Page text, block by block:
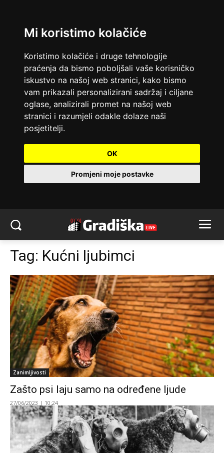
Mi koristimo kolačiće
Koristimo kolačiće i druge tehnologije
praćenja da bismo poboljšali vaše korisničko
iskustvo na našoj web stranici, kako bismo
vam prikazali personalizirani sadržaj i ciljane
oglase, analizirali promet na našoj web
stranici i razumjeli odakle dolaze naši
posjetitelji.
OK
Promjeni moje postavke
Tag: Kućni ljubimci
Zanimljivosti
Zašto psi laju samo na određene ljude
27/06/2023 | 10:24